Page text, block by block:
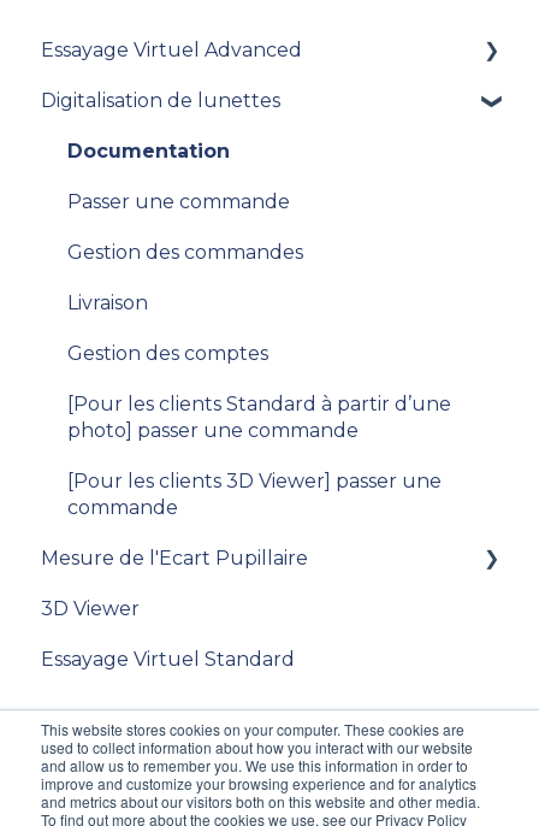
This website stores cookies on your computer. These cookies are
used to collect information about how you interact with our website
and allow us to remember you. We use this information in order to
improve and customize your browsing experience and for analytics
and metrics about our visitors both on this website and other media.
To find out more about the cookies we use, see our Privacy Policy
Essayage Virtuel Advanced
[Clients VTO Advanced existants] Migration
Digitalisation de lunettes
Documentation
Passer une commande
Gestion des commandes
Livraison
Gestion des comptes
[Pour les clients Standard à partir d’une
photo] passer une commande
[Pour les clients 3D Viewer] passer une
commande
Mesure de l'Ecart Pupillaire
Documentation
3D Viewer
Essayage Virtuel Standard